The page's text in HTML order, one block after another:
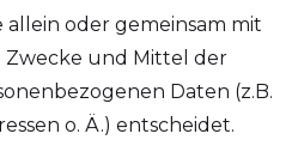
allein oder gemeinsam mit
Zwecke und Mittel der
Daten (z.B.
o. Ä.) entscheidet.